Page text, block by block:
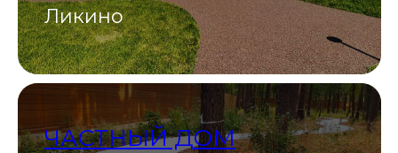
Ликино
ЧАСТНЫЙ ДОМ